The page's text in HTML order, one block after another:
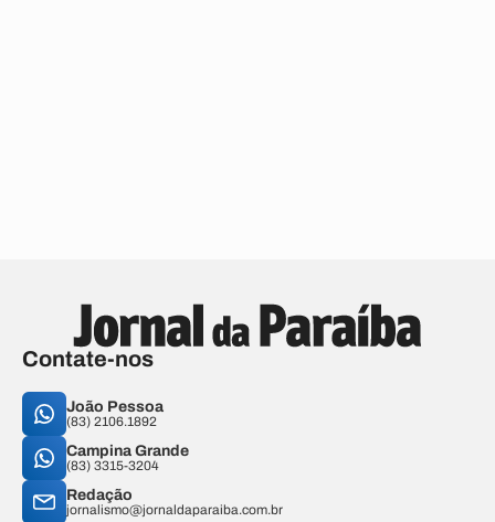
Contate-nos
João Pessoa
(83) 2106.1892
Campina Grande
(83) 3315-3204
Redação
jornalismo@jornaldaparaiba.com.br